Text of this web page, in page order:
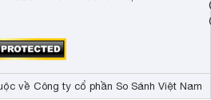
về Công ty cổ phần So Sánh Việt Nam